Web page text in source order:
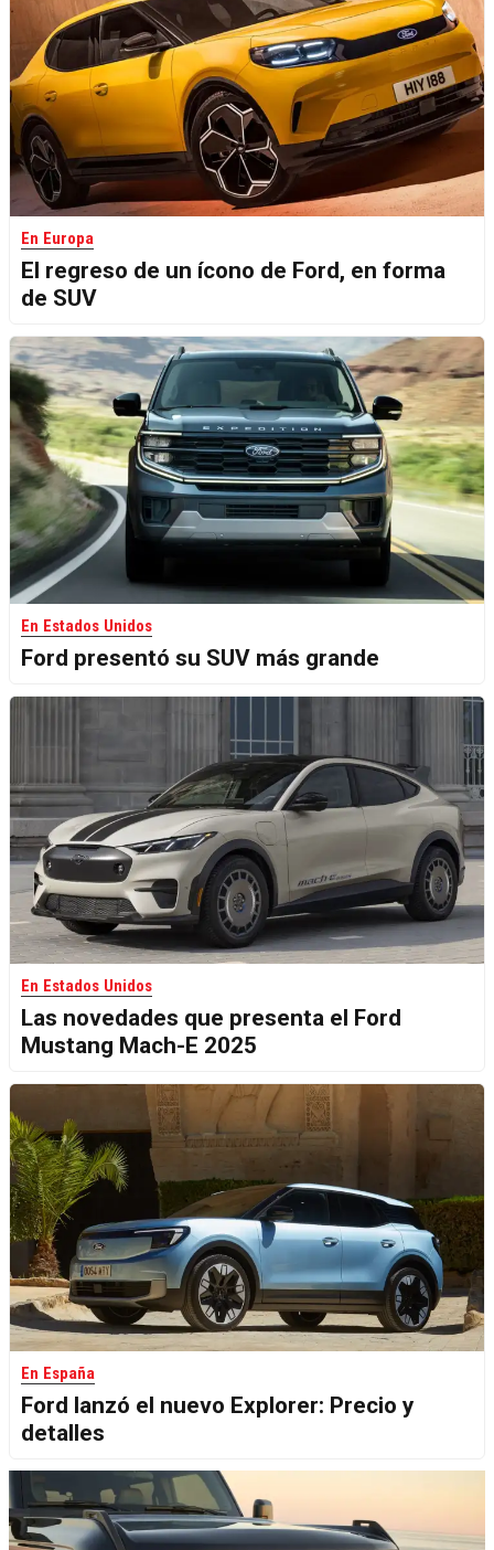
En Europa
El regreso de un ícono de Ford, en forma
de SUV
En Estados Unidos
Ford presentó su SUV más grande
En Estados Unidos
Las novedades que presenta el Ford
Mustang Mach-E 2025
En España
Ford lanzó el nuevo Explorer: Precio y
detalles